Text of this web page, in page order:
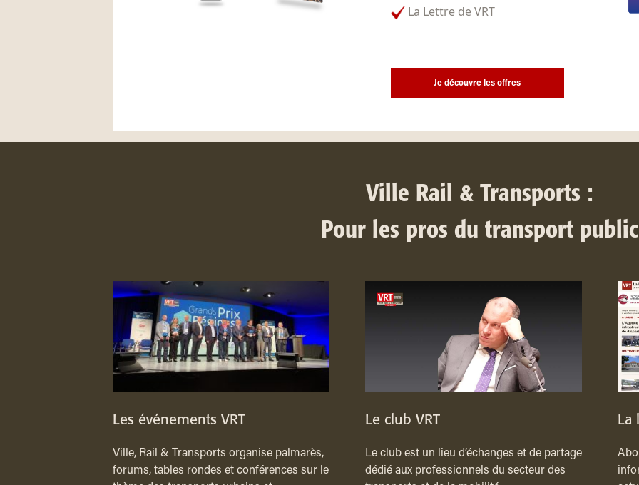
La Lettre de VRT
Je découvre les offres
Ville Rail & Transports :
Pour les pros du transport public
Les événements VRT
Ville, Rail & Transports organise palmarès,
forums, tables rondes et conférences sur le
Le club VRT
Le club est un lieu d’échanges et de partage
dédié aux professionnels du secteur des
La